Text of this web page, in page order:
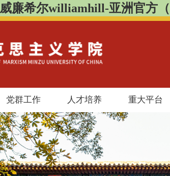
威廉希尔williamhill-亚洲官方（
党群工作 人才培养 重大平台